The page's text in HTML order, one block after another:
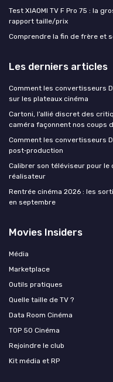
Test XIAOMI TV F Pro 75 : la
rapport taille/prix
Comprendre la fin de frère et
Les derniers articles
Comment les convertisseurs
sur les plateaux cinéma
Cartoni, l’allié discret des
caméra façonnent nos coups
Comment les convertisseurs
post‑production
Calibrer son téléviseur pour
réalisateur
Rentrée cinéma 2026 : les
en septembre
Movies Insiders
Média
Marketplace
Outils pratiques
Quelle taille de TV ?
Data Room Cinéma
TOP 50 Cinéma
Rejoindre le club
Kit média et RP